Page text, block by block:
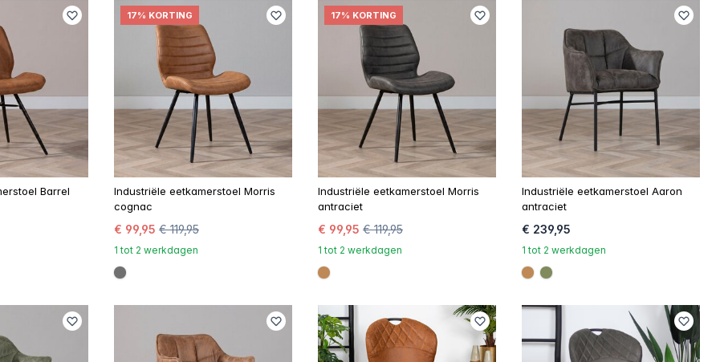
Barrel
17% KORTING
Industriële eetkamerstoel Morris
cognac
€ 99,95 € 119,95
1 tot 2 werkdagen
#707070
17% KORTING
Industriële eetkamerstoel Morris
antraciet
€ 99,95 € 119,95
1 tot 2 werkdagen
#be8957
Industriële eetkamerstoel Aaron
antraciet
€ 239,95
1 tot 2 werkdagen
#be8957
#808a5d